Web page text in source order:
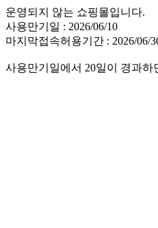
운영되지 않는 쇼핑몰입니다.
사용만기일 : 2026/06/10
마지막접속허용기간 : 2026/06/
사용만기일에서 20일이 경과하